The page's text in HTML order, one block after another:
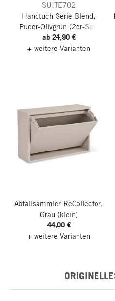
SUITE702
Handtuch-Serie Blend,
Puder-Olivgrün (2er-Set)
ab 24,90 €
+ weitere Varianten
Abfallsammler ReCollector,
Grau (klein)
44,00 €
+ weitere Varianten